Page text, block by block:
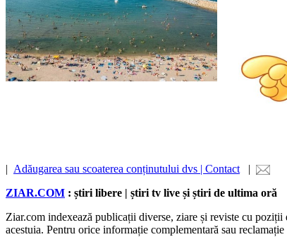
| Adăugarea sau scoaterea conținutului dvs | Contact |
ZIAR.COM : știri libere | știri tv live și știri de ultima oră
Ziar.com indexează publicații diverse, ziare și reviste cu
acestuia. Pentru orice informație complementară sau